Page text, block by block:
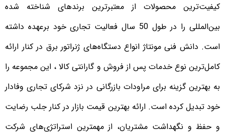
کیفیت‌ترین محصولات از معتبرترین برندهای شناخته شده
بین‌المللی را در طول 50 سال فعالیت تجاری خود برعهده داشته
است. دانش فنی مونتاژ انواع دستگاه‌های ژنراتور برق در کنار ارائه
کامل‌ترین نوع خدمات پس از فروش و گارانتی کالا ، این مجموعه را
به بهترین گزینه برای مراودات بازرگانی در نزد شرکای تجاری وفادار
خود تبدیل کرده است. ارائه بهترین قیمت بازار در کنار جلب رضایت
و حفظ و نگهداشت مشتریان، از مهمترین استراتژی‌های شرکت